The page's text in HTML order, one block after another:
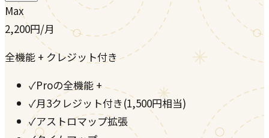
Max
2,200円/月
全機能 + クレジット付き
✓Proの全機能 +
✓月3クレジット付き(1,500円相当)
✓アストロマップ拡張